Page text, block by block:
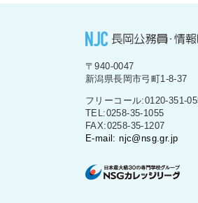
〒940-0047
新潟県長岡市弓町1-8-37
フリーコール:0120-351-
TEL:0258-35-1055
FAX:0258-35-1207
E-mail: njc@nsg.gr.jp